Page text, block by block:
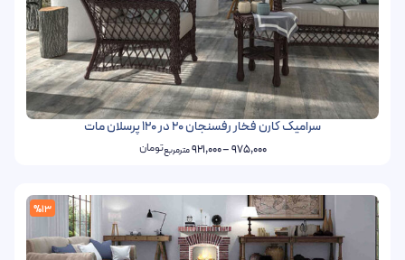
سرامیک کارن فخار رفسنجان 20 در 120 پرسلان مات
975,000
–
921,000مترمربعتومان
%13